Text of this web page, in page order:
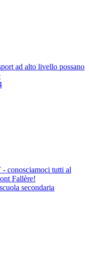
ad alto livello possano
conosciamoci tutti al
Fallère!
secondaria